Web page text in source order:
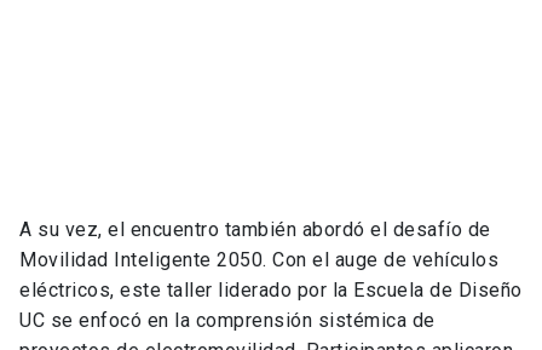
A su vez, el encuentro también abordó el desafío de
Movilidad Inteligente 2050. Con el auge de vehículos
eléctricos, este taller liderado por la Escuela de Diseño
UC se enfocó en la comprensión sistémica de